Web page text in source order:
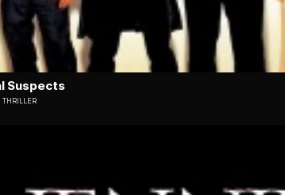
Suspects
THRILLER